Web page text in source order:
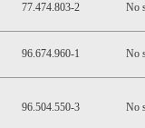
77.474.803-2 No
96.674.960-1 No
96.504.550-3 No